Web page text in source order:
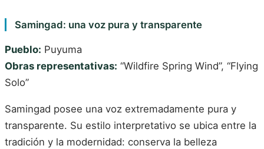
Samingad: una voz pura y transparente
Pueblo: Puyuma
Obras representativas: “Wildfire Spring Wind”, “Flying
Solo”
Samingad posee una voz extremadamente pura y
transparente. Su estilo interpretativo se ubica entre la
tradición y la modernidad: conserva la belleza